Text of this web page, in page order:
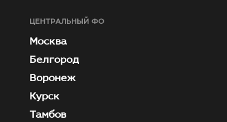
ЦЕНТРАЛЬНЫЙ ФО
Москва
Белгород
Воронеж
Курск
Тамбов